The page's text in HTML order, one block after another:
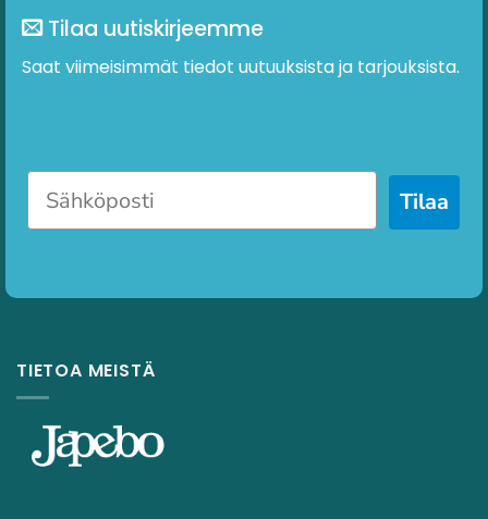
Tilaa uutiskirjeemme
Saat viimeisimmät tiedot uutuuksista ja tarjouksista.
Tilaa
TIETOA MEISTÄ